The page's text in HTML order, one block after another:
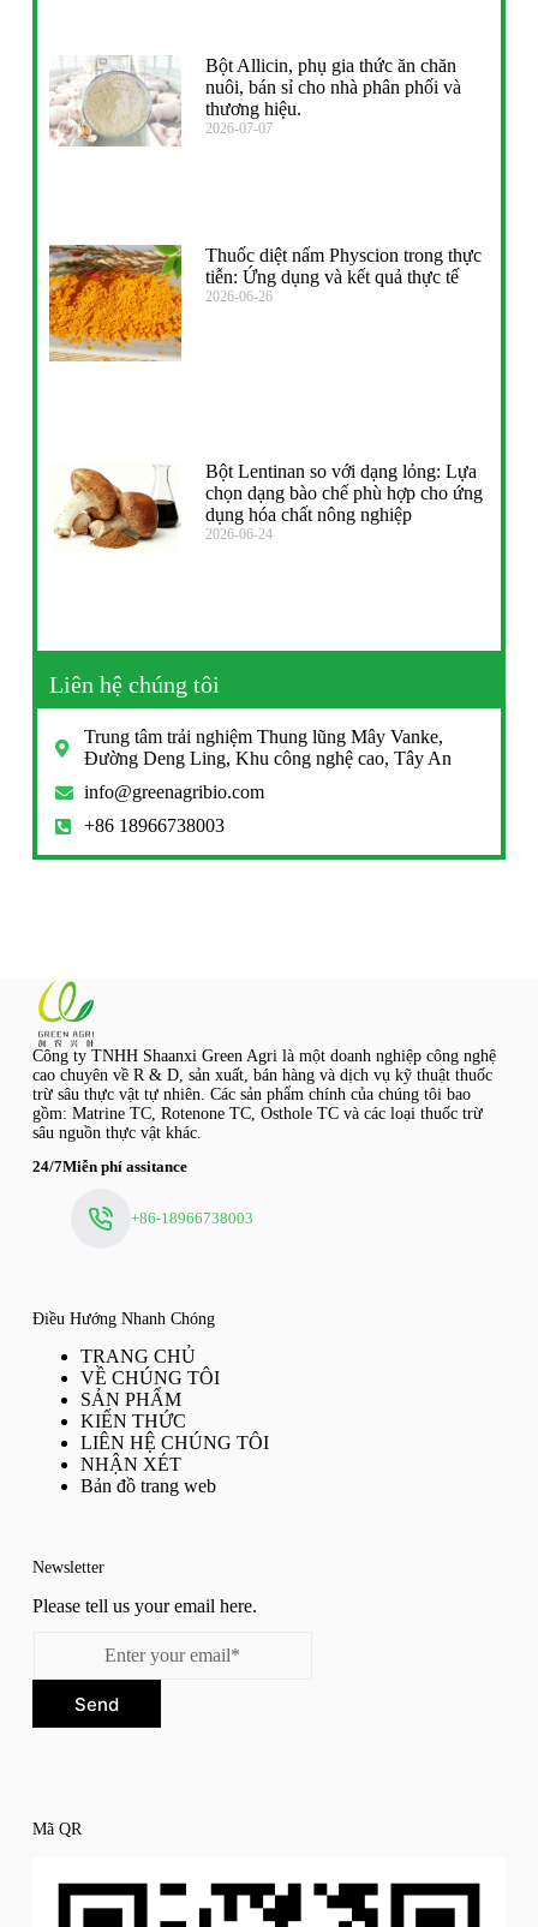
Bột Allicin, phụ gia thức ăn chăn
nuôi, bán sỉ cho nhà phân phối và
thương hiệu.
2026-07-07
Thuốc diệt nấm Physcion trong thực
tiễn: Ứng dụng và kết quả thực tế
2026-06-26
Bột Lentinan so với dạng lỏng: Lựa
chọn dạng bào chế phù hợp cho ứng
dụng hóa chất nông nghiệp
2026-06-24
Liên hệ chúng tôi
Trung tâm trải nghiệm Thung lũng Mây Vanke,
Đường Deng Ling, Khu công nghệ cao, Tây An
info@greenagribio.com
+86 18966738003
Công ty TNHH Shaanxi Green Agri là một doanh nghiệp công nghệ
cao chuyên về R & D, sản xuất, bán hàng và dịch vụ kỹ thuật thuốc
trừ sâu thực vật tự nhiên. Các sản phẩm chính của chúng tôi bao
gồm: Matrine TC, Rotenone TC, Osthole TC và các loại thuốc trừ
sâu nguồn thực vật khác.
24/7Miễn phí assitance
+86-18966738003
Điều Hướng Nhanh Chóng
TRANG CHỦ
VỀ CHÚNG TÔI
SẢN PHẨM
KIẾN THỨC
LIÊN HỆ CHÚNG TÔI
NHẬN XÉT
Bản đồ trang web
Newsletter
Please tell us your email here.
Send
Mã QR